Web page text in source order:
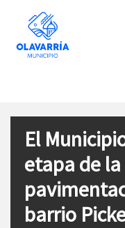
El
etapa de
barrio